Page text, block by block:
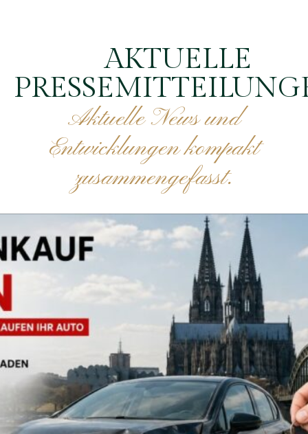
AKTUELLE
Aktuelle News und
Entwicklungen kompakt
zusammengefasst.